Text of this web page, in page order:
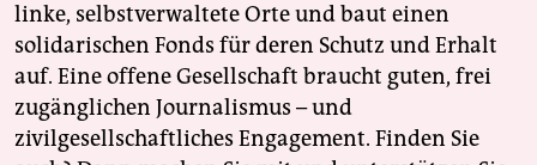
linke, selbstverwaltete Orte und baut einen
solidarischen Fonds für deren Schutz und Erhalt
auf. Eine offene Gesellschaft braucht guten, frei
zugänglichen Journalismus – und
zivilgesellschaftliches Engagement. Finden Sie